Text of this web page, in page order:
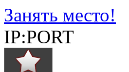
Занять место!
IP:PORT